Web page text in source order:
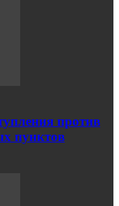
против
пунктов